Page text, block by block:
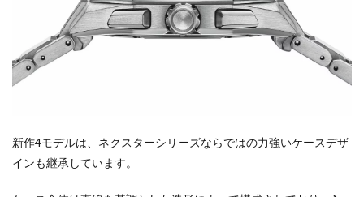
新作4モデルは、ネクスターシリーズならではの力強いケースデザ
インも継承しています。